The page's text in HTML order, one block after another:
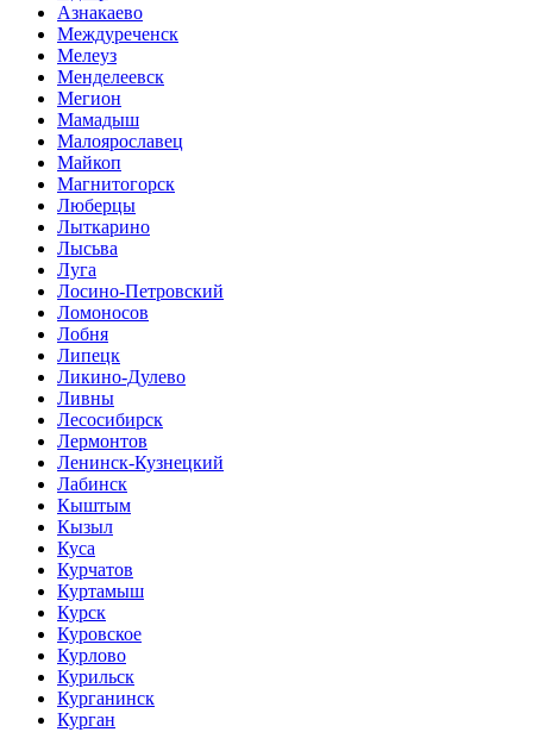
Азнакаево
Междуреченск
Мелеуз
Менделеевск
Мегион
Мамадыш
Малоярославец
Майкоп
Магнитогорск
Люберцы
Лыткарино
Лысьва
Луга
Лосино-Петровский
Ломоносов
Лобня
Липецк
Ликино-Дулево
Ливны
Лесосибирск
Лермонтов
Ленинск-Кузнецкий
Лабинск
Кыштым
Кызыл
Куса
Курчатов
Куртамыш
Курск
Куровское
Курлово
Курильск
Курганинск
Курган